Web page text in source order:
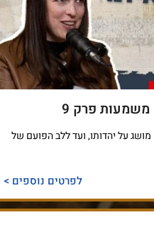
הדחף הבלתי מוסבר לחיפוש משמעות פרק 9
על יהדותו, ועד ללב הפועם של
לפרטים נוספים >